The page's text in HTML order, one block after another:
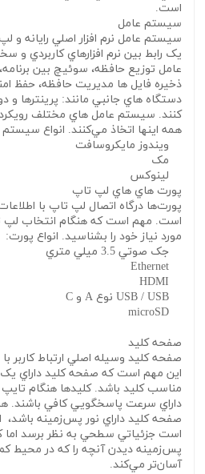
است.
سيستم عامل
سيستم عامل نرم افزار اصلي رايانه
يک رابط بين نرم افزارهاي کاربردي و
عامل توزيع حافظه، سوئيچ بين
ذخيره فايل ها مديريت حافظه، حفظ
دستگاه هاي جانبي مانند: پرينترها و
کنند. سيستم عامل هاي مختلف
همه اينها اتخاذ مي‌کنند. انواع سيستم
ويندوز مايکروسافت
مک
لينوکس
پورت هاي هاي لپ تاپ
پورت‌ها درگاه اتصال لپ تاپ با
است. مهم است که هنگام انتخاب لپ
مورد نياز خود را بشناسيد. انواع پورت:
جک صوتي 3.5 ميلي متري
صفحه کليد
صفحه کليد وسيله اصلي ارتباط کاربر
اين مهم است که صفحه کليد داراي يک
مناسب کليد باشد. کليدها هنگام
داراي سرعت پاسخگويي کافي
صفحه کليد داراي نور پس‌زمينه
است جزئياتي سطحي به نظر برسد اما
پس‌زمينه ديدن آنچه را که در محيط
آسان‌تر مي‌کند.